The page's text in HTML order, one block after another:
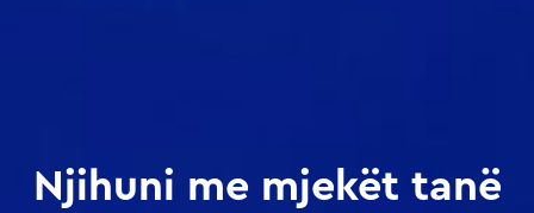
Njihuni me mjekët tanë